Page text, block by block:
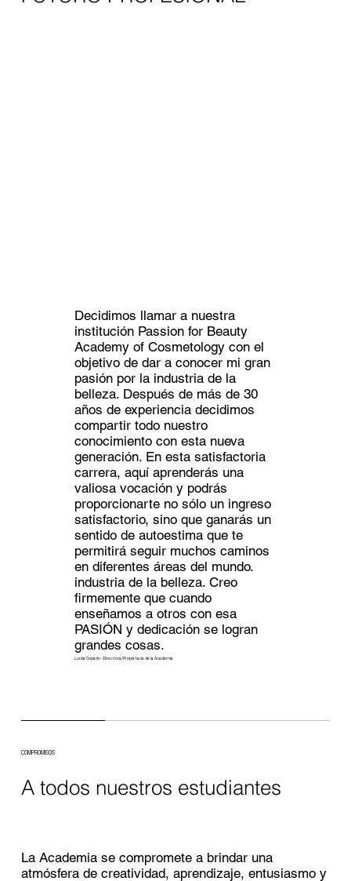
Lucila Copado - Directora/Propietaria de la Academia
Decidimos llamar a nuestra
institución Passion for Beauty
Academy of Cosmetology con el
objetivo de dar a conocer mi gran
pasión por la industria de la
belleza. Después de más de 30
años de experiencia decidimos
compartir todo nuestro
conocimiento con esta nueva
generación. En esta satisfactoria
carrera, aquí aprenderás una
valiosa vocación y podrás
proporcionarte no sólo un ingreso
satisfactorio, sino que ganarás un
sentido de autoestima que te
permitirá seguir muchos caminos
en diferentes áreas del mundo.
industria de la belleza. Creo
firmemente que cuando
enseñamos a otros con esa
PASIÓN y dedicación se logran
grandes cosas.
COMPROMISOS
A todos nuestros estudiantes
La Academia se compromete a brindar una
atmósfera de creatividad, aprendizaje, entusiasmo y